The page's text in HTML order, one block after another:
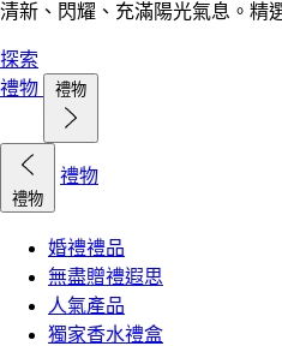
清新、閃耀、充滿陽光氣息。精
探索
禮物
禮物
禮物
禮物
婚禮禮品
無盡贈禮遐思
人氣產品
獨家香水禮盒